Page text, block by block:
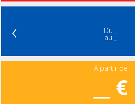
‹ Du _
au _
A partir de
__ €